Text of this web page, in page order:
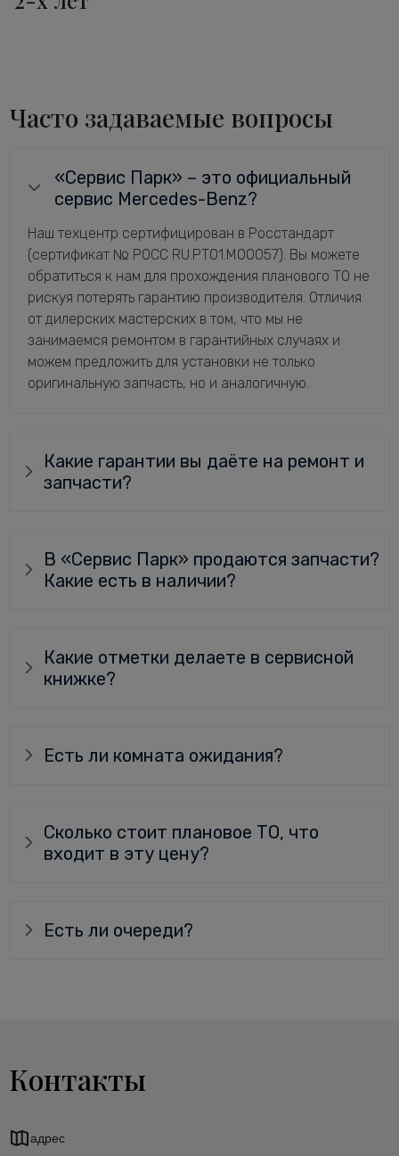
Часто задаваемые вопросы
«Сервис Парк» – это официальный
сервис Mercedes-Benz?
Наш техцентр сертифицирован в Росстандарт
(сертификат № РОСС RU.РТ01.М00057). Вы можете
обратиться к нам для прохождения планового ТО не
рискуя потерять гарантию производителя. Отличия
от дилерских мастерских в том, что мы не
занимаемся ремонтом в гарантийных случаях и
можем предложить для установки не только
оригинальную запчасть, но и аналогичную.
Какие гарантии вы даёте на ремонт и
запчасти?
В «Сервис Парк» продаются запчасти?
Какие есть в наличии?
Какие отметки делаете в сервисной
книжке?
Есть ли комната ожидания?
Сколько стоит плановое ТО, что
входит в эту цену?
Есть ли очереди?
Контакты
адрес